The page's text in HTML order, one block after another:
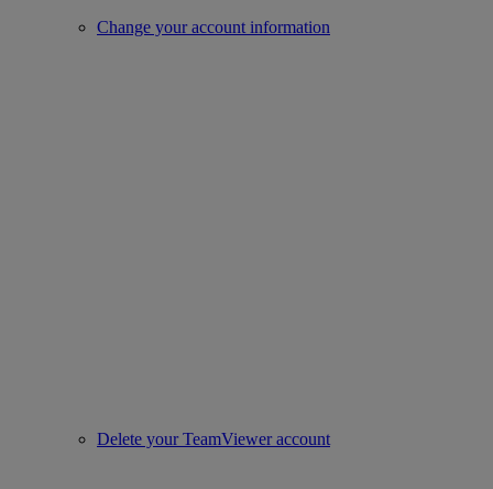
Change your account information
Delete your TeamViewer account